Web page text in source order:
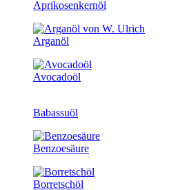
Aprikosenkernöl
Arganöl
Avocadoöl
Babassuöl
Benzoesäure
Borretschöl